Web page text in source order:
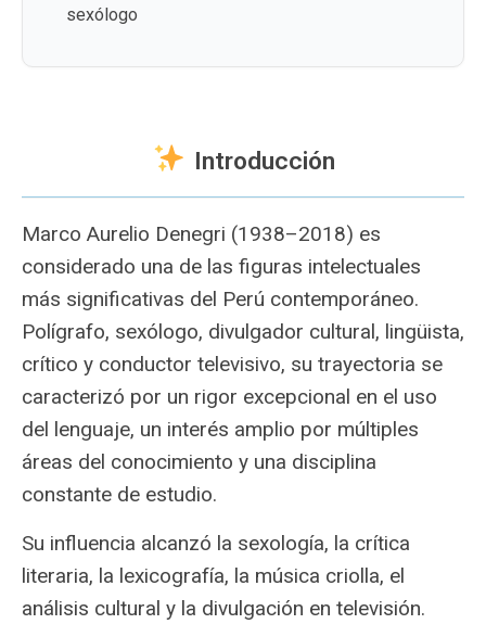
sexólogo
Introducción
Marco Aurelio Denegri (1938–2018) es
considerado una de las figuras intelectuales
más significativas del Perú contemporáneo.
Polígrafo, sexólogo, divulgador cultural, lingüista,
crítico y conductor televisivo, su trayectoria se
caracterizó por un rigor excepcional en el uso
del lenguaje, un interés amplio por múltiples
áreas del conocimiento y una disciplina
constante de estudio.
Su influencia alcanzó la sexología, la crítica
literaria, la lexicografía, la música criolla, el
análisis cultural y la divulgación en televisión.